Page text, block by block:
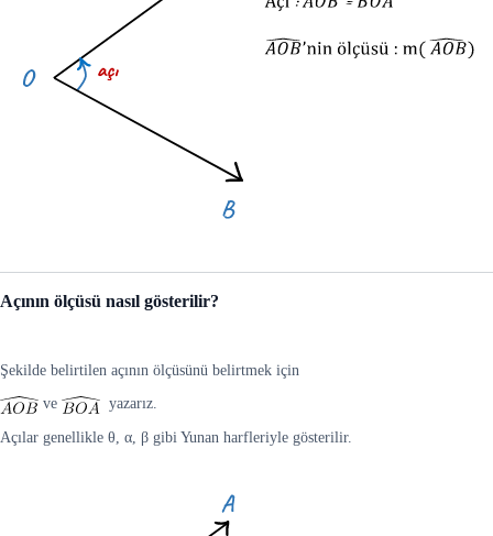
Açının ölçüsü nasıl gösterilir?
Şekilde belirtilen açının ölçüsünü belirtmek için
ve
yazarız.
Açılar genellikle θ, α, β gibi Yunan harfleriyle gösterilir.